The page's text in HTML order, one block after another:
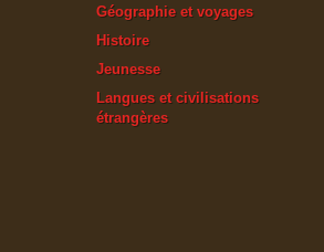
Géographie et voyages
Histoire
Jeunesse
Langues et civilisations
étrangères